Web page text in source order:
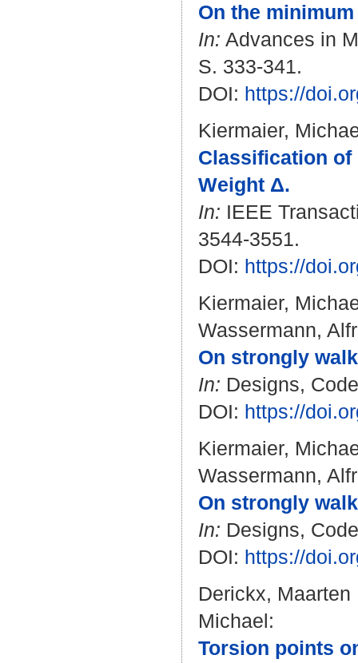
On the
In: Advances in
S. 333-341.
DOI: https://
Kiermaier,
Classification of
Weight Δ.
In: IEEE
3544-3551.
DOI: https://
Kiermaier,
Wassermann,
On strongly
In: Designs,
DOI: https://
Kiermaier,
Wassermann,
On strongly
In: Designs,
DOI: https://
Derickx, Maarten
Michael:
Torsion points